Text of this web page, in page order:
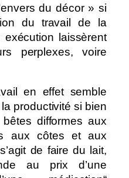
du décor » si
du travail de la
laissèrent
perplexes, voire
en effet semble
productivité si bien
difformes aux
aux côtes et aux
de faire du lait,
au prix d’une